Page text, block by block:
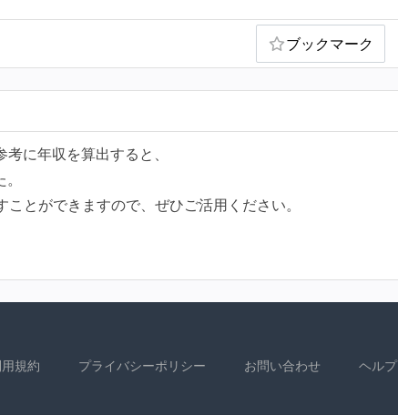
ブックマーク
考に年収を算出すると、
とができますので、ぜひご活用ください。
規約 プライバシーポリシー お問い合わせ ヘルプ